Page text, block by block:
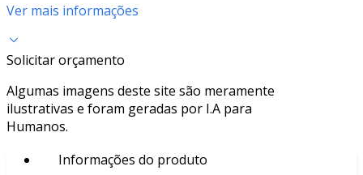
Ver mais informações
Solicitar orçamento
Algumas imagens deste site são meramente
ilustrativas e foram geradas por I.A para
Humanos.
Informações do produto